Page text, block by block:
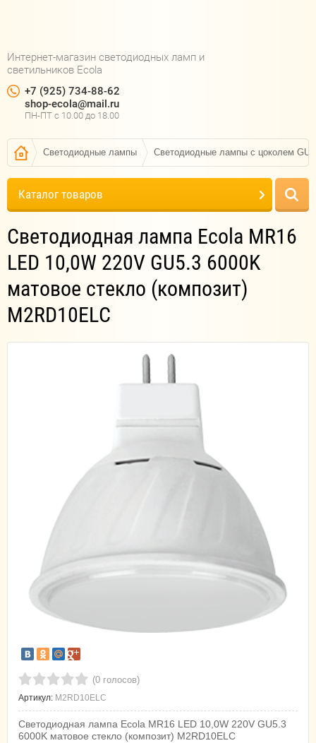
Интернет-магазин светодиодных ламп и
светильников Ecola
+7 (925) 734-88-62
shop-ecola@mail.ru
ПН-ПТ c 10.00 до 18.00
Светодиодные лампы Светодиодные лампы с цоколем
Каталог товаров
Светодиодная лампа Ecola MR16
LED 10,0W 220V GU5.3 6000K
матовое стекло (композит)
M2RD10ELC
(0 голосов)
Артикул: M2RD10ELC
Светодиодная лампа Ecola MR16 LED 10,0W 220V GU5.3
6000K матовое стекло (композит) M2RD10ELC